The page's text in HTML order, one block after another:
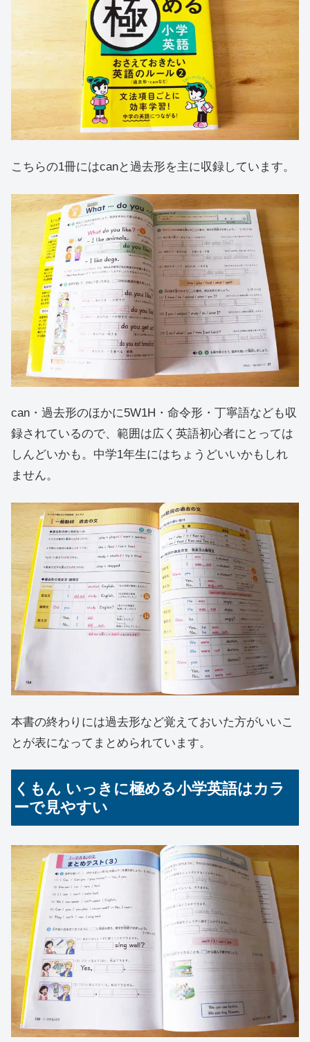
こちらの1冊にはcanと過去形を主に収録しています。
can・過去形のほかに5W1H・命令形・丁寧語なども収
録されているので、範囲は広く英語初心者にとっては
しんどいかも。中学1年生にはちょうどいいかもしれ
ません。
本書の終わりには過去形など覚えておいた方がいいこ
とが表になってまとめられています。
くもん いっきに極める小学英語はカラ
ーで見やすい